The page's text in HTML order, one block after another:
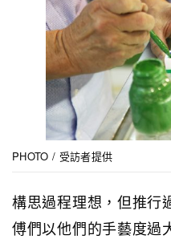
PHOTO / 受訪者提供
構思過程理想，但推行
傅們以他們的手藝度過